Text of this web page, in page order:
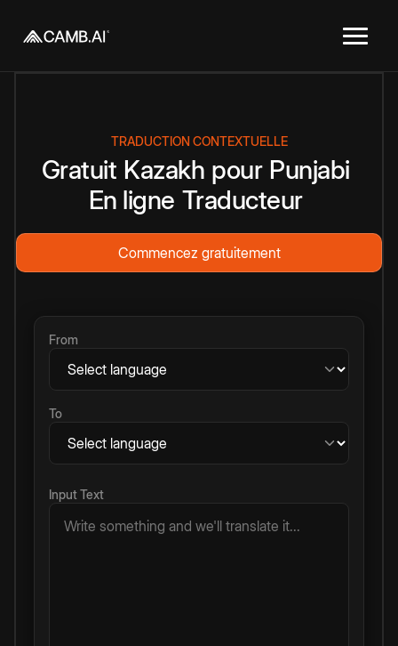
TRADUCTION CONTEXTUELLE
Gratuit Kazakh pour Punjabi
En ligne Traducteur
Commencez gratuitement
From
To
Input Text